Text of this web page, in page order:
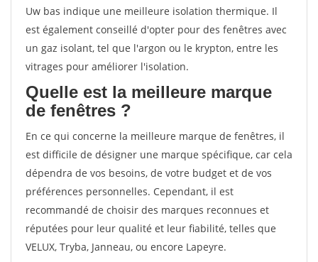
Uw bas indique une meilleure isolation thermique. Il
est également conseillé d'opter pour des fenêtres avec
un gaz isolant, tel que l'argon ou le krypton, entre les
vitrages pour améliorer l'isolation.
Quelle est la meilleure marque
de fenêtres ?
En ce qui concerne la meilleure marque de fenêtres, il
est difficile de désigner une marque spécifique, car cela
dépendra de vos besoins, de votre budget et de vos
préférences personnelles. Cependant, il est
recommandé de choisir des marques reconnues et
réputées pour leur qualité et leur fiabilité, telles que
VELUX, Tryba, Janneau, ou encore Lapeyre.